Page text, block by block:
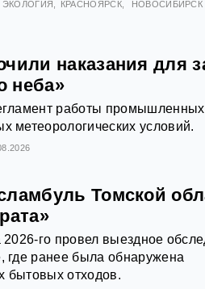
ЭКОЛОГИЯ КРАСНОЯРСК НОВОСИБИРСК
наказания для
неба»
работы промышленных
метеорологических условий.
Томской
2026-го провел выездное
где ранее была обнаружена
бытовых отходов.